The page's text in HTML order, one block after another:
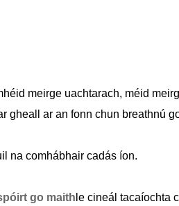
meirge uachtarach, méid
gheall ar an fonn chun breathnú
na comhábhair cadás íon.
go maith le cineál tacaíochta